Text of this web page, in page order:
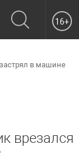
16+
в машине
врезался